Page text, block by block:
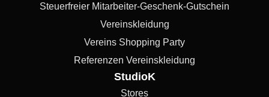
Steuerfreier Mitarbeiter-Geschenk-Gutschein
Vereinskleidung
Vereins Shopping Party
Referenzen Vereinskleidung
StudioK
Stores